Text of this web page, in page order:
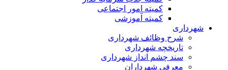
کمیته امور اجتماعی
کمیته آموزشی
شهرداری
شرح وظائف شهرداری
تاریخچه شهرداری
سند چشم انداز شهرداری
معرفی شهرداران